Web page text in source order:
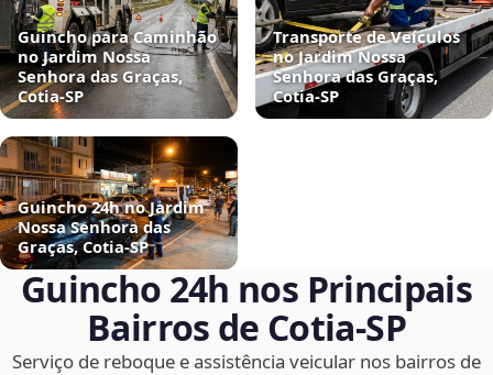
Guincho para Caminhão
no Jardim Nossa
Senhora das Graças,
Cotia‑SP
Transporte de Veículos
no Jardim Nossa
Senhora das Graças,
Cotia‑SP
Guincho 24h no Jardim
Nossa Senhora das
Graças, Cotia‑SP
Guincho 24h nos Principais
Bairros de Cotia‑SP
Serviço de reboque e assistência veicular nos bairros de